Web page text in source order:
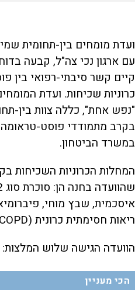
ועדת מומחים בין-תחומית
עם ארגון נכי צה"ל, קבעה
קיים קשר סיבתי-רפואי בין
כרוניות שכיחות. ועדת
"נפש אחת", כללה צוות בין-
בקרב מתמודדי פוסט-
במשרד הביטחון.
המחלות הכרוניות השכיחות
איסכמית, שבץ מוחי,
ריאות חסימתית כרונית (COPD).
הוועדה הגישה שלוש המלצות:
הכי מעניין